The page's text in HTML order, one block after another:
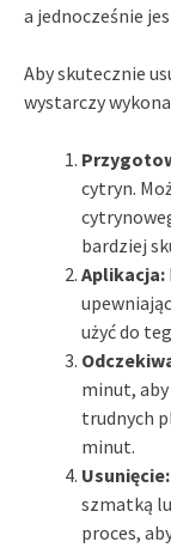
a jednocześnie
Aby skutecznie
wystarczy
cytryn.
bardziej
Aplikacja:
użyć do
minut, aby
trudnych
minut.
Usunięcie:
szmatką
proces,